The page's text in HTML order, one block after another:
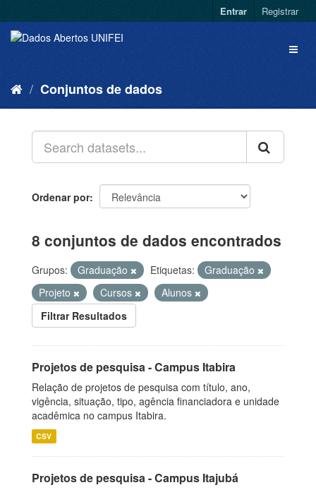
Entrar Registrar
Conjuntos de dados
Ordenar por
8 conjuntos de dados encontrados
Grupos: Graduação Etiquetas:
Graduação
Projeto
Cursos
Alunos
Filtrar Resultados
Projetos de pesquisa - Campus Itabira
Relação de projetos de pesquisa com título, ano,
vigência, situação, tipo, agência financiadora e unidade
acadêmica no campus Itabira.
CSV
Projetos de pesquisa - Campus Itajubá